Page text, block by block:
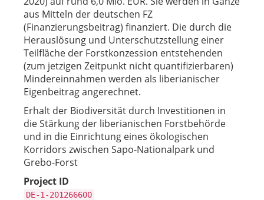
aus Mitteln der deutschen FZ
(Finanzierungsbeitrag) finanziert. Die durch die
Herauslösung und Unterschutzstellung einer
Teilfläche der Forstkonzession entstehenden
(zum jetzigen Zeitpunkt nicht quantifizierbaren)
Mindereinnahmen werden als liberianischer
Eigenbeitrag angerechnet.
Erhalt der Biodiversität durch Investitionen in
die Stärkung der liberianischen Forstbehörde
und in die Einrichtung eines ökologischen
Korridors zwischen Sapo-Nationalpark und
Grebo-Forst
Project ID
DE-1-201266600